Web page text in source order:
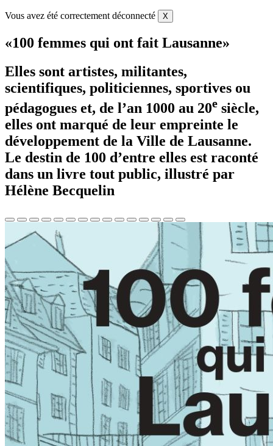
Vous avez été correctement déconnecté X
«100 femmes qui ont fait Lausanne»
Elles sont artistes, militantes,
scientifiques, politiciennes, sportives ou
pédagogues et, de l’an 1000 au 20e siècle,
elles ont marqué de leur empreinte le
développement de la Ville de Lausanne.
Le destin de 100 d’entre elles est raconté
dans un livre tout public, illustré par
Hélène Becquelin